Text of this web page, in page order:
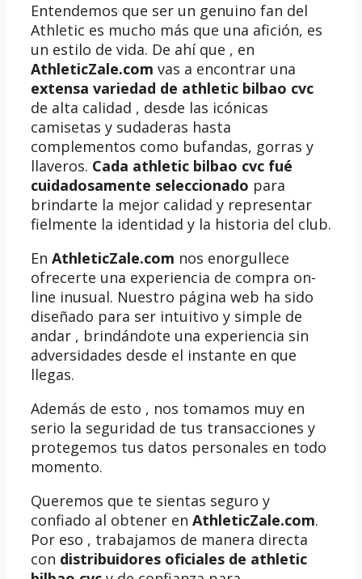
Entendemos que ser un genuino fan del
Athletic es mucho más que una afición, es
un estilo de vida. De ahí que , en
AthleticZale.com vas a encontrar una
extensa variedad de athletic bilbao cvc
de alta calidad , desde las icónicas
camisetas y sudaderas hasta
complementos como bufandas, gorras y
llaveros. Cada athletic bilbao cvc fué
cuidadosamente seleccionado para
brindarte la mejor calidad y representar
fielmente la identidad y la historia del club.
En AthleticZale.com nos enorgullece
ofrecerte una experiencia de compra on-
line inusual. Nuestro página web ha sido
diseñado para ser intuitivo y simple de
andar , brindándote una experiencia sin
adversidades desde el instante en que
llegas.
Además de esto , nos tomamos muy en
serio la seguridad de tus transacciones y
protegemos tus datos personales en todo
momento.
Queremos que te sientas seguro y
confiado al obtener en AthleticZale.com.
Por eso , trabajamos de manera directa
con distribuidores oficiales de athletic